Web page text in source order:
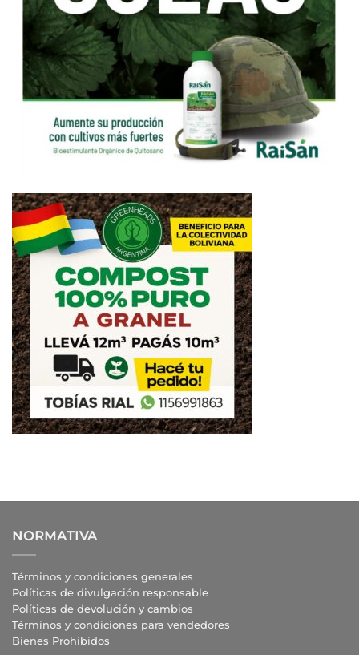
NORMATIVA
Términos y condiciones generales
Políticas de divulgación responsable
Políticas de devolución y cambios
Términos y condiciones para vendedores
Bienes Prohibidos